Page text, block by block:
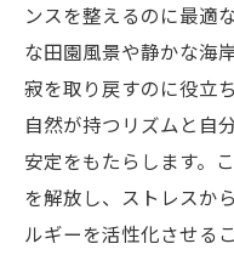
ンスを整えるのに最適
な田園風景や静かな海
寂を取り戻すのに役立
自然が持つリズムと自
安定をもたらします。
を解放し、ストレスか
ルギーを活性化させる